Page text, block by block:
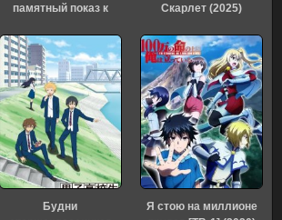
памятный показ к
«Евангелиона» (2026)
Скарлет (2025)
Будни
Я стою на миллионе